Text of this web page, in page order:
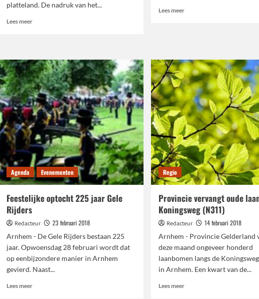
platteland. De nadruk van het...
Lees meerLees
Jongeren
Gelderland
zoekt
jong
talent
Lees meerLees
kloppend
hart
van
de
zorg
Agenda Evenementen
Feestelijke optocht 225 jaar Gele
Rijders
Redacteur
23 februari 2018
Arnhem - De Gele Rijders bestaan 225
jaar. Opwoensdag 28 februari wordt dat
op eenbijzondere manier in Arnhem
gevierd. Naast...
Lees meerLees
Regio
Provincie vervangt oude
Koningsweg (N311)
Redacteur
14 februari 2018
Arnhem - Provincie Gelderland
deze maand ongeveer honderd
laanbomen langs de
in Arnhem. Een kwart van de...
Lees meerLees